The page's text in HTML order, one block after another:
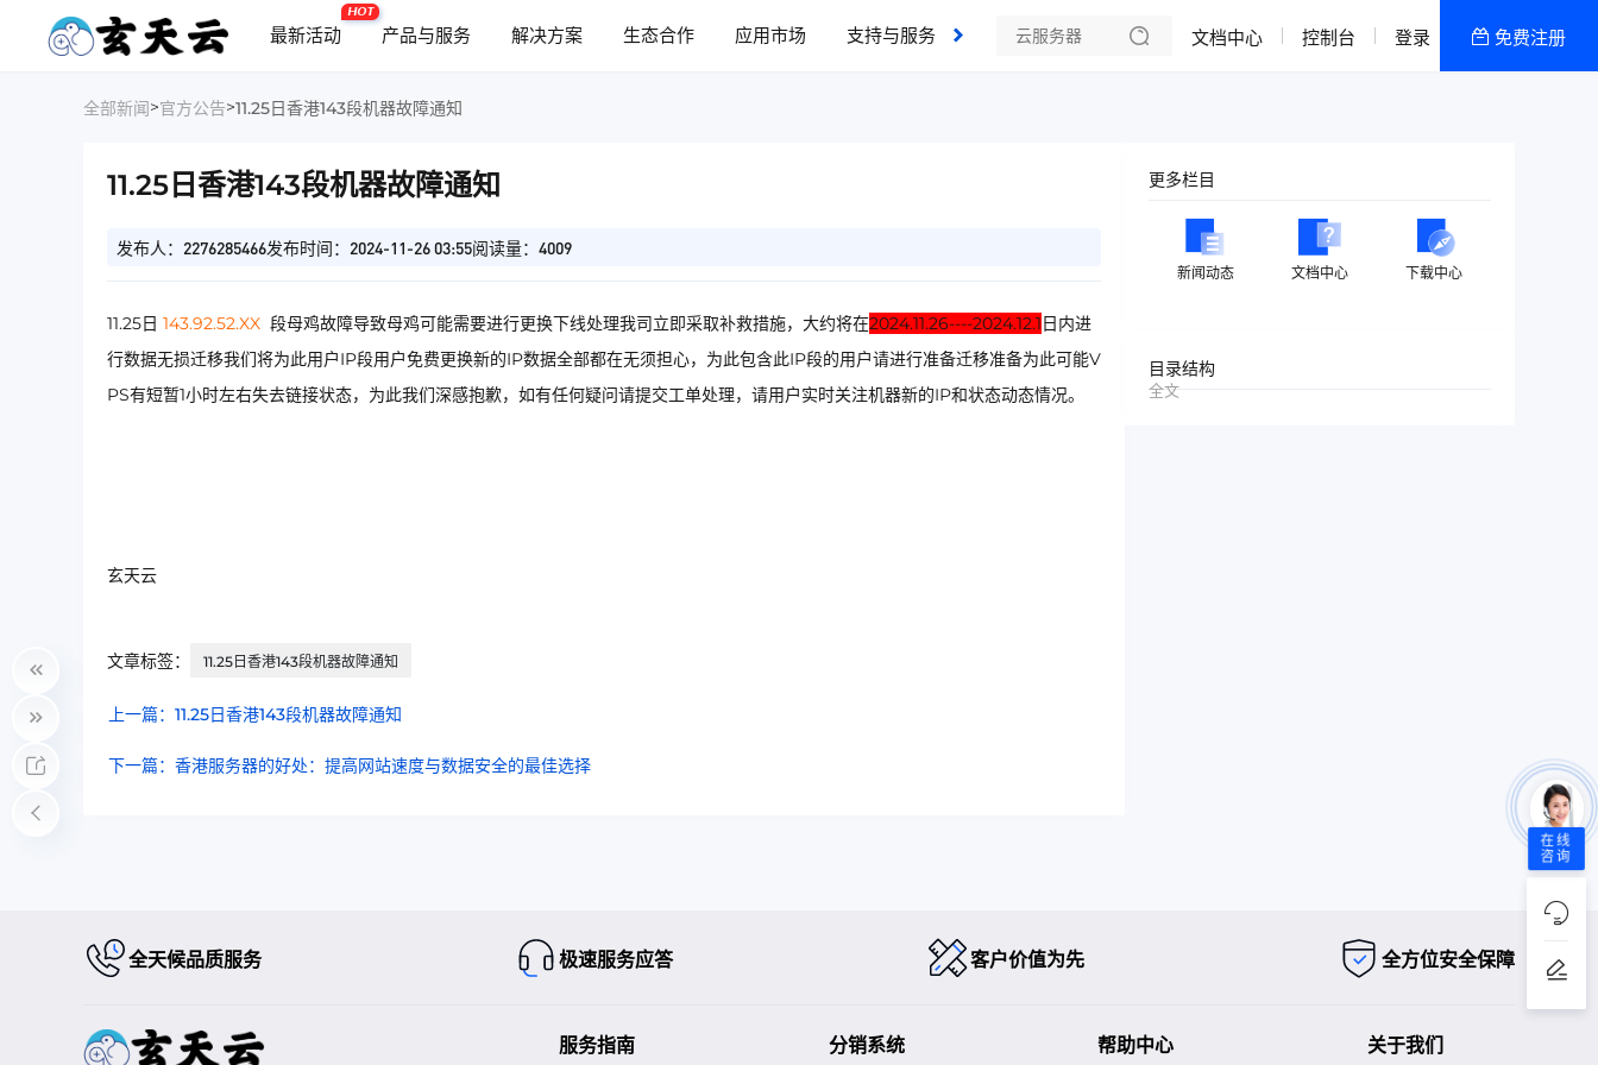
最新活动
HOT
产品与服务 解决方案 生态合作 应用市场 支持与服务 了解我们
热销推荐
香港双向CN2物理机
文档中心 控制台 登录 免费注册
全部新闻>官方公告>11.25日香港143段机器故障通知
11.25日香港143段机器故障通知
发布人：2276285466发布时间：2024-11-26 03:55阅读量：4009
11.25日 143.92.52.XX 段母鸡故障导致母鸡可能需要进行更换下线处理我司立即采取补救措施，大约将在2024.11.26----2024.12.1日内进
行数据无损迁移我们将为此用户IP段用户免费更换新的IP数据全部都在无须担心，为此包含此IP段的用户请进行准备迁移准备为此可能V
PS有短暂1小时左右失去链接状态，为此我们深感抱歉，如有任何疑问请提交工单处理，请用户实时关注机器新的IP和状态动态情况。
玄天云
文章标签： 11.25日香港143段机器故障通知
上一篇：11.25日香港143段机器故障通知
下一篇：香港服务器的好处：提高网站速度与数据安全的最佳选择
更多栏目
新闻动态 文档中心 下载中心
目录结构
全文
全天候品质服务 极速服务应答 客户价值为先 全方位安全保障
服务指南 分销系统 帮助中心 关于我们
在线
咨询